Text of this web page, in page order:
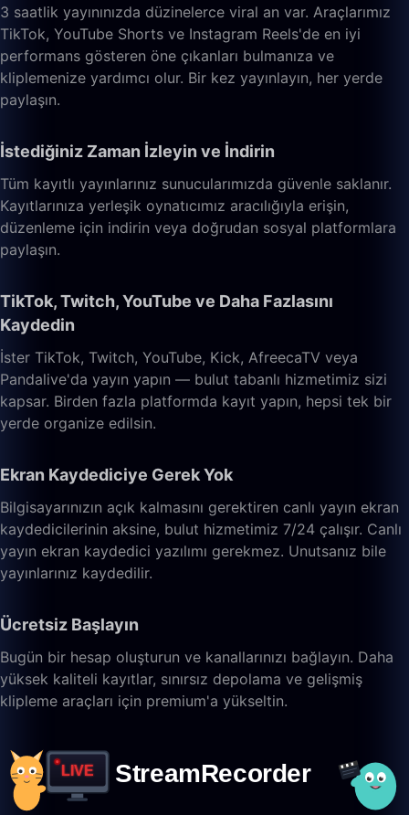
3 saatlik yayınınızda düzinelerce viral an var. Araçlarımız
TikTok, YouTube Shorts ve Instagram Reels'de en iyi
performans gösteren öne çıkanları bulmanıza ve
kliplemenize yardımcı olur. Bir kez yayınlayın, her yerde
paylaşın.
İstediğiniz Zaman İzleyin ve İndirin
Tüm kayıtlı yayınlarınız sunucularımızda güvenle saklanır.
Kayıtlarınıza yerleşik oynatıcımız aracılığıyla erişin,
düzenleme için indirin veya doğrudan sosyal platformlara
paylaşın.
TikTok, Twitch, YouTube ve Daha Fazlasını
Kaydedin
İster TikTok, Twitch, YouTube, Kick, AfreecaTV veya
Pandalive'da yayın yapın — bulut tabanlı hizmetimiz sizi
kapsar. Birden fazla platformda kayıt yapın, hepsi tek bir
yerde organize edilsin.
Ekran Kaydediciye Gerek Yok
Bilgisayarınızın açık kalmasını gerektiren canlı yayın ekran
kaydedicilerinin aksine, bulut hizmetimiz 7/24 çalışır. Canlı
yayın ekran kaydedici yazılımı gerekmez. Unutsanız bile
yayınlarınız kaydedilir.
Ücretsiz Başlayın
Bugün bir hesap oluşturun ve kanallarınızı bağlayın. Daha
yüksek kaliteli kayıtlar, sınırsız depolama ve gelişmiş
klipleme araçları için premium'a yükseltin.